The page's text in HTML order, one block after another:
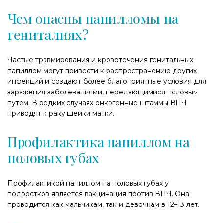
Чем опасны папилломы на
гениталиях?
Частые травмирования и кровотечения генитальных
папиллом могут привести к распространению других
инфекций и создают более благоприятные условия для
заражения заболеваниями, передающимися половым
путем. В редких случаях онкогенные штаммы ВПЧ
приводят к раку шейки матки.
Профилактика папиллом на
половых губах
Профилактикой папиллом на половых губах у
подростков является вакцинация против ВПЧ. Она
проводится как мальчикам, так и девочкам в 12–13 лет.